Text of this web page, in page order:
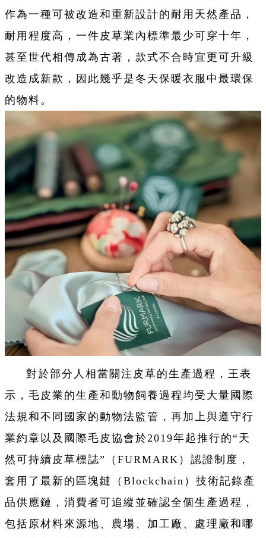
作為一種可被改造和重新設計的耐用天然產品，
耐用程度高，一件皮草業內標準最少可穿十年，
甚至世代相傳成為古著，款式不合時宜更可升級
改造成新款，因此幾乎是冬天保暖衣服中最環保
的物料。
對於部分人相當關注皮草的生產過程，王表
示，毛皮業的生產和動物飼養過程均受大量國際
法規和不同國家的動物法監管，再加上與遵守行
業約章以及國際毛皮協會於2019年起推行的“天
然可持續皮草標誌”（FURMARK）認證制度，
套用了最新的區塊鏈（Blockchain）技術記錄產
品供應鏈，消費者可追縱並確認全個生產過程，
包括原材料來源地、農場、加工廠、處理廠和哪